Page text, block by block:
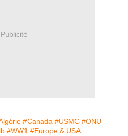
Publicité
#Canada #USMC #ONU
#WW1 #Europe & USA